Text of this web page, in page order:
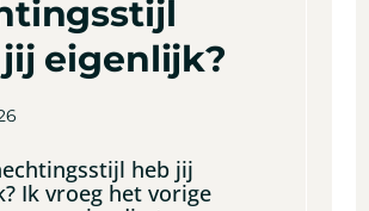
eigenlijk?
heb jij
Ik vroeg het vorige